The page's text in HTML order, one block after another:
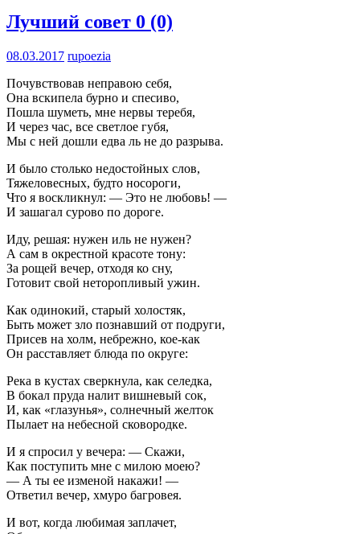
Лучший совет 0 (0)
08.03.2017 rupoezia
Почувствовав неправою себя,
Она вскипела бурно и спесиво,
Пошла шуметь, мне нервы теребя,
И через час, все светлое губя,
Мы с ней дошли едва ль не до разрыва.
И было столько недостойных слов,
Тяжеловесных, будто носороги,
Что я воскликнул: — Это не любовь! —
И зашагал сурово по дороге.
Иду, решая: нужен иль не нужен?
А сам в окрестной красоте тону:
За рощей вечер, отходя ко сну,
Готовит свой неторопливый ужин.
Как одинокий, старый холостяк,
Быть может зло познавший от подруги,
Присев на холм, небрежно, кое-как
Он расставляет блюда по округе:
Река в кустах сверкнула, как селедка,
В бокал пруда налит вишневый сок,
И, как «глазунья», солнечный желток
Пылает на небесной сковородке.
И я спросил у вечера: — Скажи,
Как поступить мне с милою моею?
— А ты ее изменой накажи! —
Ответил вечер, хмуро багровея.
И вот, когда любимая заплачет,